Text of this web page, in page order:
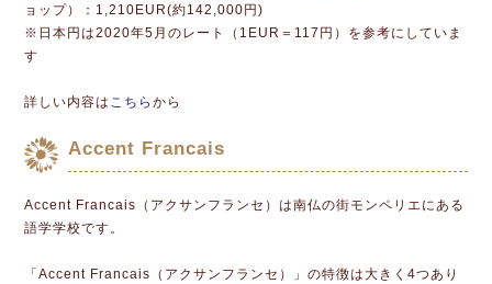
ョップ）：1,210EUR(約142,000円)
※日本円は2020年5月のレート（1EUR＝117円）を参考にしていま
す
詳しい内容は こちらから
Accent Francais
Accent Francais（アクサンフランセ）は南仏の街モンペリエにある
語学学校です。
「Accent Francais（アクサンフランセ）」の特徴は大きく4つあり